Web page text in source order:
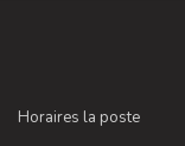
Horaires la poste